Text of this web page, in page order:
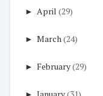
► April (29)
► March (24)
► February(29)
► January(31)